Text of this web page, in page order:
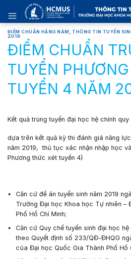
content
ĐIỂM CHUẨN HẰNG NĂM THÔNG TIN TUYỂN
2019
ĐIỂM CHUẨN
TUYỂN
TUYỂN 4 NĂM
Kết quả trúngtuyển đại học hệ chính quy
dựa trên kết quả kỳ thi đánh giá năng lực
năm 2019,thủ tục xác nhận nhập học
Phương thức xét tuyển 4)
Căn cứ đề án tuyển sinh năm 2019
Trường Đại học Khoa học Tự nhiên –
Phố Hồ Chí Minh;
Căn cứ Quy chế tuyển sinh đại học
theo Quyết định số 233/QĐ-ĐHQG
của Đại học Quốc Gia Thành Phố Hồ